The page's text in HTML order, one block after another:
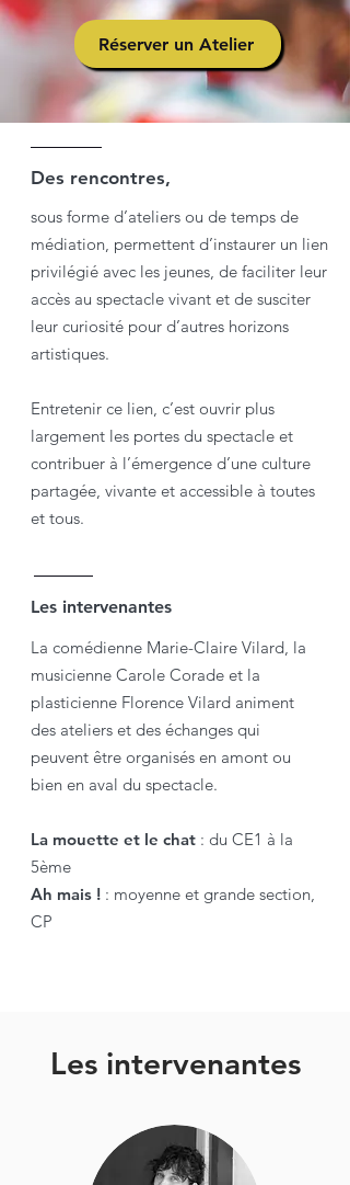
Réserver un Atelier
Des rencontres,
sous forme d’ateliers ou de temps de
médiation, permettent d’instaurer un lien
privilégié avec les jeunes, de faciliter leur
accès au spectacle vivant et de susciter
leur curiosité pour d’autres horizons
artistiques.
Entretenir ce lien, c’est ouvrir plus
largement les portes du spectacle et
contribuer à l’émergence d’une culture
partagée, vivante et accessible à toutes
et tous.
Les intervenantes
La comédienne Marie-Claire Vilard, la
musicienne Carole Corade et la
plasticienne Florence Vilard animent
des ateliers et des échanges qui
peuvent être organisés en amont ou
bien en aval du spectacle.
​La mouette et le chat : du CE1 à la
5ème
Ah mais ! : moyenne et grande section,
CP
Les intervenantes